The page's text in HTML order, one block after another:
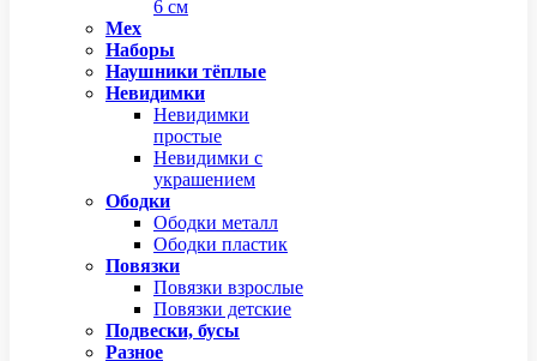
6 см
Мех
Наборы
Наушники тёплые
Невидимки
Невидимки
простые
Невидимки с
украшением
Ободки
Ободки металл
Ободки пластик
Повязки
Повязки взрослые
Повязки детские
Подвески, бусы
Разное